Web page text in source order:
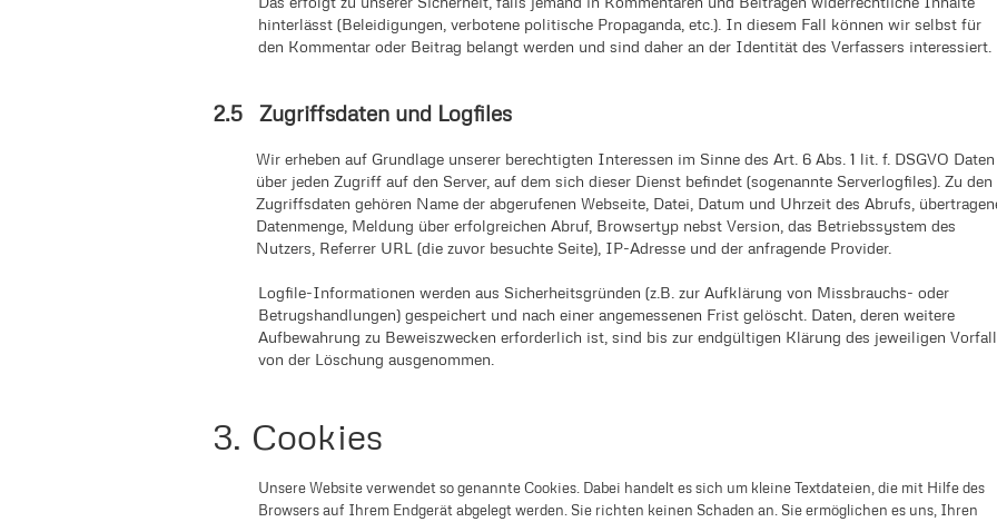
hinterlässt (Beleidigungen, verbotene politische Propaganda, etc.). In diesem Fall können wir selbst für
den Kommentar oder Beitrag belangt werden und sind daher an der Identität des Verfassers interessiert.
2.5 Zugriffsdaten und Logfiles
Wir erheben auf Grundlage unserer berechtigten Interessen im Sinne des Art. 6 Abs. 1 lit. f. DSGVO Daten
über jeden Zugriff auf den Server, auf dem sich dieser Dienst befindet (sogenannte Serverlogfiles). Zu den
Zugriffsdaten gehören Name der abgerufenen Webseite, Datei, Datum und Uhrzeit des Abrufs,
Datenmenge, Meldung über erfolgreichen Abruf, Browsertyp nebst Version, das Betriebssystem des
Nutzers, Referrer URL (die zuvor besuchte Seite), IP-Adresse und der anfragende Provider.
Logfile-Informationen werden aus Sicherheitsgründen (z.B. zur Aufklärung von Missbrauchs- oder
Betrugshandlungen) gespeichert und nach einer angemessenen Frist gelöscht. Daten, deren weitere
Aufbewahrung zu Beweiszwecken erforderlich ist, sind bis zur endgültigen Klärung des jeweiligen
von der Löschung ausgenommen.
3. Cookies
Unsere Website verwendet so genannte Cookies. Dabei handelt es sich um kleine Textdateien, die mit Hilfe des
Browsers auf Ihrem Endgerät abgelegt werden. Sie richten keinen Schaden an. Sie ermöglichen es uns, Ihren